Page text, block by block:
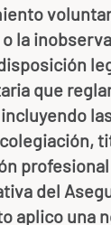
la
que
del
aplico una